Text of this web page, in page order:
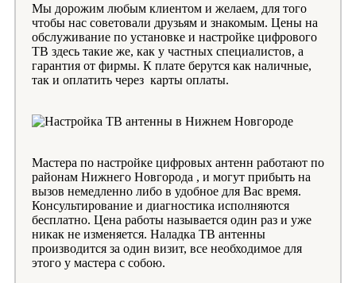
Мы дорожим любым клиентом и желаем, для того
чтобы нас советовали друзьям и знакомым. Цены на
обслуживание по установке и настройке цифрового
ТВ здесь такие же, как у частных специалистов, а
гарантия от фирмы. К плате берутся как наличные,
так и оплатить через карты оплаты.
Мастера по настройке цифровых антенн работают по
районам Нижнего Новгорода , и могут прибыть на
вызов немедленно либо в удобное для Вас время.
Консультирование и диагностика исполняются
бесплатно. Цена работы называется один раз и уже
никак не изменяется. Наладка ТВ антенны
производится за один визит, все необходимое для
этого у мастера с собою.